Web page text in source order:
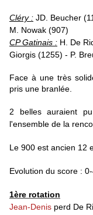
Cléry : JD. Beucher
M. Nowak (907)
CP Gatinais : H. De
Giorgis (1255) - P.
Face à une très
pris une branlée.
2 belles auraient
l'ensemble de la
Le 900 est ancien 12
Evolution du score :
1ère rotation
Jean-Denis perd De